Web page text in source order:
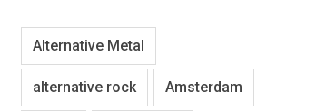
Alternative Metal
alternative rock Amsterdam